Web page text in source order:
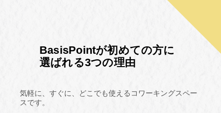
BasisPointが初めての方に
選ばれる3つの理由
気軽に、すぐに、どこでも使えるコワーキングスペー
スです。